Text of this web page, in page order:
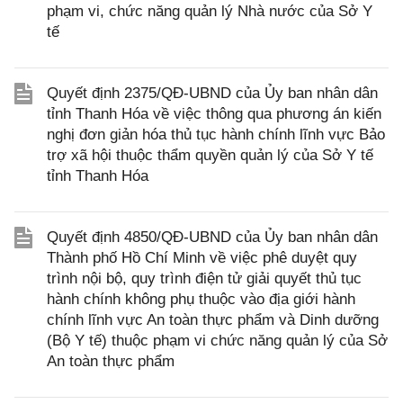
phạm vi, chức năng quản lý Nhà nước của Sở Y
tế
Quyết định 2375/QĐ-UBND của Ủy ban nhân dân
tỉnh Thanh Hóa về việc thông qua phương án kiến
nghị đơn giản hóa thủ tục hành chính lĩnh vực Bảo
trợ xã hội thuộc thẩm quyền quản lý của Sở Y tế
tỉnh Thanh Hóa
Quyết định 4850/QĐ-UBND của Ủy ban nhân dân
Thành phố Hồ Chí Minh về việc phê duyệt quy
trình nội bộ, quy trình điện tử giải quyết thủ tục
hành chính không phụ thuộc vào địa giới hành
chính lĩnh vực An toàn thực phẩm và Dinh dưỡng
(Bộ Y tế) thuộc phạm vi chức năng quản lý của Sở
An toàn thực phẩm